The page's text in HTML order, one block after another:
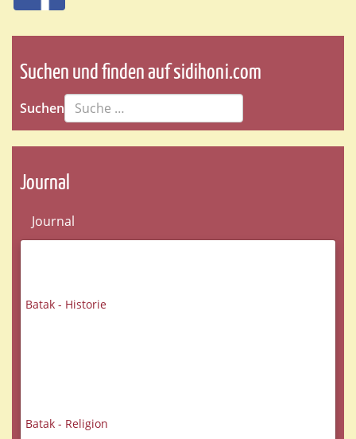
Suchen und finden auf sidihoni.com
Suchen
Journal
Journal
Batak - Historie
Batak - Religion